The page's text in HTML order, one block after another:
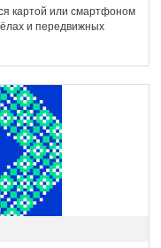
картой или смартфоном
и передвижных